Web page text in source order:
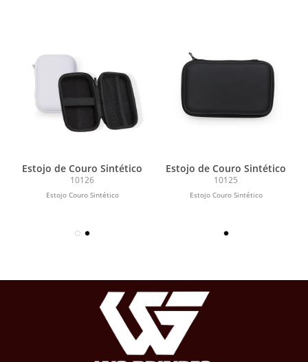
Estojo de Couro Sintético
10126
Estojo Couro Sintético
Estojo de Couro Sintético
10125
Estojo Couro Sintético